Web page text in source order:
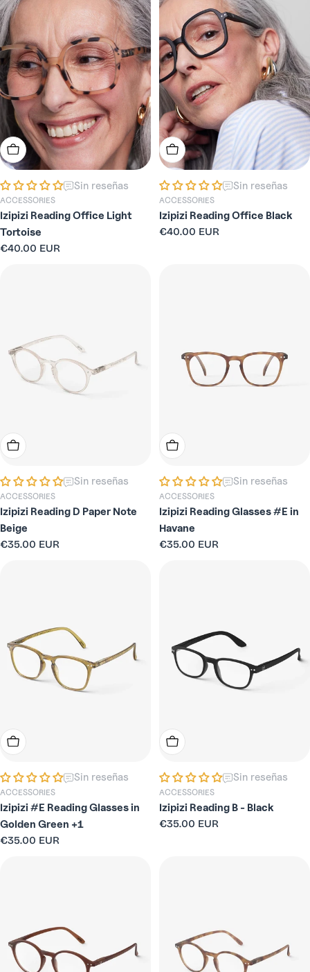
Elige Opciones
Sin reseñas
ACCESSORIES
Izipizi Reading Office Light
Tortoise
Precio
€40.00 EUR
Elige Opciones
Sin reseñas
ACCESSORIES
Izipizi Reading Office Black
Precio
€40.00 EUR
Elige Opciones
Sin reseñas
ACCESSORIES
Izipizi Reading D Paper Note
Beige
Precio
€35.00 EUR
Elige Opciones
Sin reseñas
ACCESSORIES
Izipizi Reading Glasses #E in
Havane
Precio
€35.00 EUR
Añadir A La Cesta
Sin reseñas
ACCESSORIES
Izipizi #E Reading Glasses in
Golden Green +1
Precio
€35.00 EUR
Elige Opciones
Sin reseñas
ACCESSORIES
Izipizi Reading B - Black
Precio
€35.00 EUR